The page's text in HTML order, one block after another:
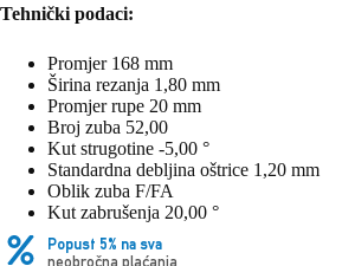
Tehnički podaci:
Promjer 168 mm
Širina rezanja 1,80 mm
Promjer rupe 20 mm
Broj zuba 52,00
Kut strugotine -5,00 °
Standardna debljina oštrice 1,20 mm
Oblik zuba F/FA
Kut zabrušenja 20,00 °
Popust 5% na sva
neobročna plaćanja